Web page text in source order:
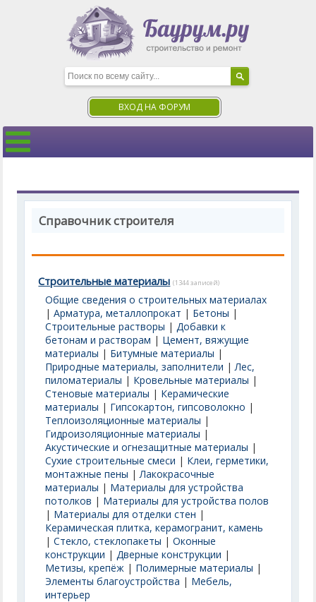
ВХОД НА ФОРУМ
Справочник строителя
Строительные материалы (1344 записей)
Общие сведения о строительных материалах
|Арматура, металлопрокат | Бетоны |
Строительные растворы |Добавки к
бетонам и растворам | Цемент, вяжущие
материалы | Битумные материалы |
Природные материалы, заполнители |Лес,
пиломатериалы | Кровельные материалы |
Стеновые материалы | Керамические
материалы | Гипсокартон, гипсоволокно |
Теплоизоляционные материалы |
Гидроизоляционные материалы |
Акустические и огнезащитные материалы |
Сухие строительные смеси | Клеи, герметики,
монтажные пены |Лакокрасочные
материалы | Материалы для устройства
потолков | Материалы для устройства полов
| Материалы для отделки стен |
Керамическая плитка, керамогранит, камень
|Стекло, стеклопакеты |Оконные
конструкции |Дверные конструкции |
Метизы, крепёж | Полимерные материалы |
Элементы благоустройства | Мебель,
интерьер